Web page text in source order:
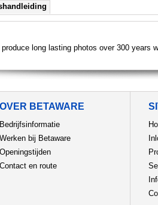
long lasting photos over 300 years
OVER BETAWARE
Bedrijfsinformatie
Werken bij Betaware
Openingstijden
Contact en route